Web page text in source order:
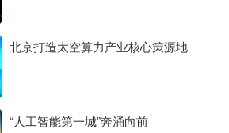
北京打造太空算力产业核心策源地
“人工智能第一城”奔涌向前